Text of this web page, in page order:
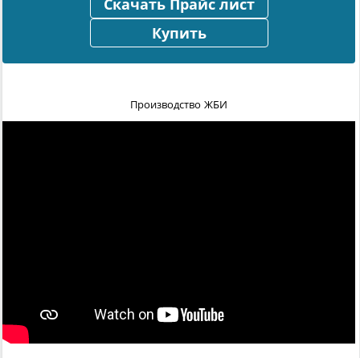
Скачать Прайс лист
Купить
Производство ЖБИ